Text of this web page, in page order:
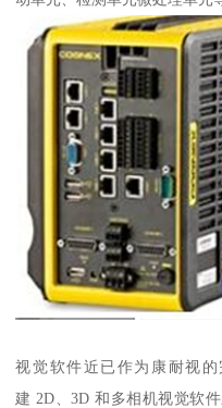
视觉软件近已作为康耐视
建 2D、3D 和多相机视觉软